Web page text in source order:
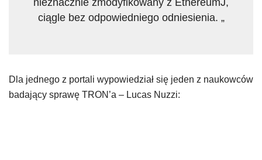
nieznacznie zmodyfikowany z EthereumJ,
ciągle bez odpowiedniego odniesienia. „
Dla jednego z portali wypowiedział się jeden z naukowców
badający sprawę TRON’a – Lucas Nuzzi: